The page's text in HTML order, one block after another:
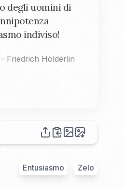
degli uomini di
indiviso!
- Friedrich Hölderlin
Entusiasmo Zelo